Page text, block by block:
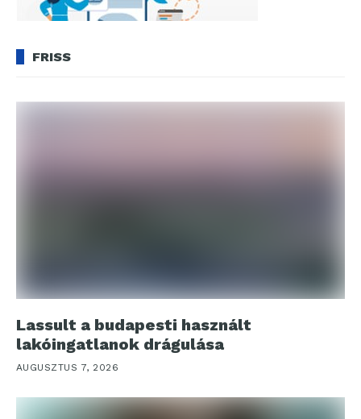
FRISS
Lassult a budapesti használt
lakóingatlanok drágulása
AUGUSZTUS 7, 2026